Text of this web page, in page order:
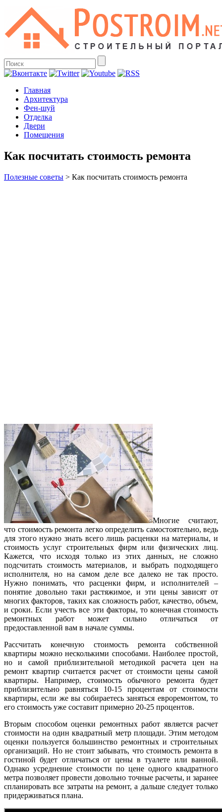
Главная
Архитектура
Фен-шуй
Отделка
Двери
Помещения
Как посчитать стоимость ремонта
Полезные советы > Как посчитать стоимость ремонта
Многие считают,
что стоимость ремонта легко определить самостоятельно, ведь
для этого нужно знать всего лишь расценки на материалы, и
стоимость услуг строительных фирм или физических лиц.
Кажется, что исходя только из этих данных, не сложно
подсчитать стоимость материалов, и выбрать подходящего
исполнителя, но на самом деле все далеко не так просто.
Нужно понимать, что расценки фирм, и исполнителей –
понятие довольно таки растяжимое, и эти цены зависят от
многих факторов, таких как сложность работ, качество, объем,
и сроки. Если учесть все эти факторы, то конечная стоимость
ремонтных работ может сильно отличаться от
предоставленной вам в начале суммы.
Рассчитать конечную стоимость ремонта собственной
квартиры можно несколькими способами. Наиболее простой,
но и самой приблизительной методикой расчета цен на
ремонт квартир считается расчет от стоимости цены самой
квартиры. Например, стоимость обычного ремонта будет
приблизительно равняться 10-15 процентам от стоимости
квартиры, если же вы собираетесь заняться евроремонтом, то
его стоимость уже составит примерно 20-25 процентов.
Вторым способом оценки ремонтных работ является расчет
стоимости на один квадратный метр площади. Этим методом
оценки пользуется большинство ремонтных и строительных
организаций. Но не стоит забывать, что стоимость ремонта в
гостиной будет отличаться от цены в туалете или ванной.
Однако усреднение стоимости по цене одного квадратного
метра позволяет провести довольно точные расчеты, и заранее
спланировать все затраты на ремонт, а дальше следует только
придерживаться плана.